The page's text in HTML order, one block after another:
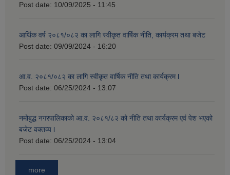
Post date: 10/09/2025 - 11:45
आर्थिक वर्ष २०८१/०८२ का लागि स्वीकृत वार्षिक नीति, कार्यक्रम तथा बजेट
Post date: 09/09/2024 - 16:20
आ.व. २०८१/०८२ का लागि स्वीकृत वार्षिक नीति तथा कार्यक्रम l
Post date: 06/25/2024 - 13:07
नमोबुद्ध नगरपालिकाको आ‍.व. २०८१/८२ को नीति तथा कार्यक्रम एवं पेश भएको
बजेट वक्तव्य l
Post date: 06/25/2024 - 13:04
more